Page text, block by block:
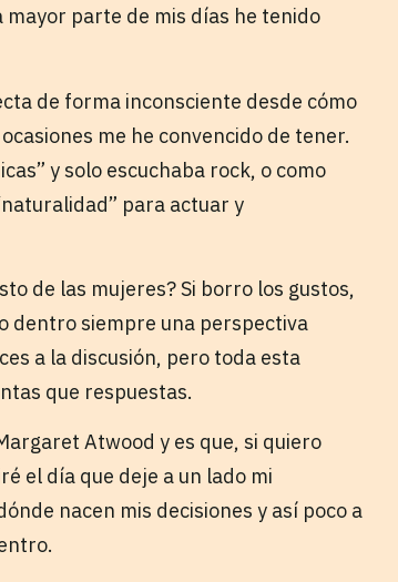
parte de mis días he tenido
de forma inconsciente desde cómo
me he convencido de tener.
y solo escuchaba rock, o como
para actuar y
de las mujeres? Si borro los gustos,
dentro siempre una perspectiva
a la discusión, pero toda esta
que respuestas.
Atwood y es que, si quiero
el día que deje a un lado mi
nacen mis decisiones y así poco a